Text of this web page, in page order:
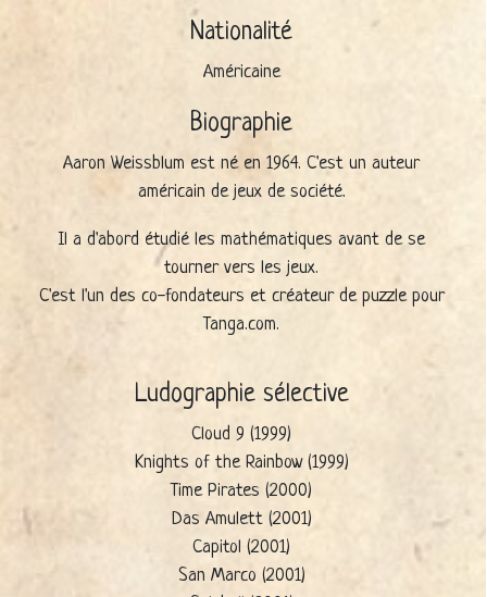
Nationalité
Américaine
Biographie
Aaron Weissblum est né en 1964. C'est un auteur
américain de jeux de société.
Il a d'abord étudié les mathématiques avant de se
tourner vers les jeux.
C'est l'un des co-fondateurs et créateur de puzzle pour
Tanga.com.
Ludographie sélective
Cloud 9 (1999)
Knights of the Rainbow (1999)
Time Pirates (2000)
Das Amulett (2001)
Capitol (2001)
San Marco (2001)